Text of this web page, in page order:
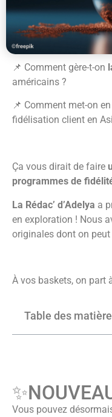
📌 Comment gère-t-on
américains ?
📌 Comment met-on
fidélisation client en
Ça vous dirait de faire
programmes de
La Rédac’ d’Adelya a
en exploration ! Nous
originales dont on peut
À vos baskets, on part
Table des
Vous pouvez